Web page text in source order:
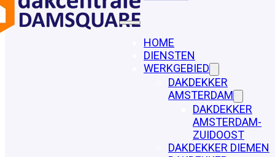
HOME
DIENSTEN
WERKGEBIED
DAKDEKKER
AMSTERDAM
DAKDEKKER
AMSTERDAM-
ZUIDOOST
DAKDEKKER DIEMEN